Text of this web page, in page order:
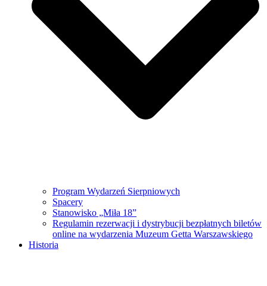
Program Wydarzeń Sierpniowych
Spacery
Stanowisko „Miła 18”
Regulamin rezerwacji i dystrybucji bezpłatnych biletów
online na wydarzenia Muzeum Getta Warszawskiego
Historia